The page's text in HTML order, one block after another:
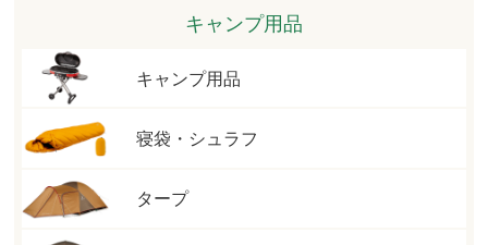
キャンプ用品
キャンプ用品
寝袋・シュラフ
タープ